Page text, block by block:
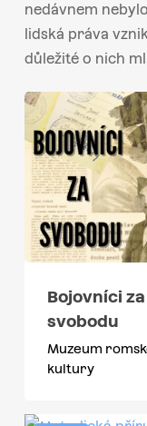
nedávnem
lidská práva
důležité o nich
Bojovníci za
svobodu
Muzeum
kultury